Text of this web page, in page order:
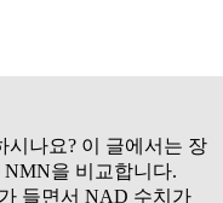
시나요? 이 글에서는 장
을 비교합니다.
들면서 NAD 수치가